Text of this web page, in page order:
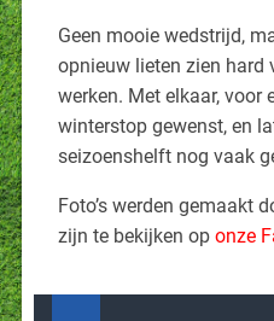
Geen mooie wedstrijd,
opnieuw lieten zien hard
werken. Met elkaar, voor
winterstop gewenst, en
seizoenshelft nog vaak
Foto’s werden gemaakt
zijn te bekijken op onze